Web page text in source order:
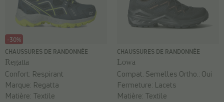
-30%
CHAUSSURES DE RANDONNÉE
Regatta
Confort: Respirant
Marque: Regatta
Matière: Textile
CHAUSSURES DE RANDONNÉE
Lowa
Compat. Semelles Ortho.: Oui
Fermeture: Lacets
Matière: Textile